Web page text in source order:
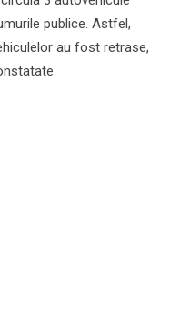
publice. Astfel,
au fost retrase,